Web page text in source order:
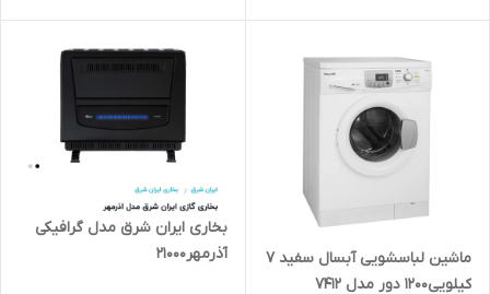
ماشین لباسشویی آبسال سفید 7
کیلویی1200 دور مدل 7412
بخاری ایران شرق مدل گرافیکی
آذرمهر21000